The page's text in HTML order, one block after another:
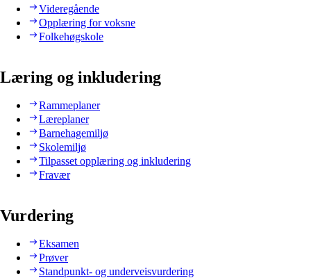
Videregående
Opplæring for voksne
Folkehøgskole
Læring og inkludering
Rammeplaner
Læreplaner
Barnehagemiljø
Skolemiljø
Tilpasset opplæring og inkludering
Fravær
Vurdering
Eksamen
Prøver
Standpunkt- og underveisvurdering